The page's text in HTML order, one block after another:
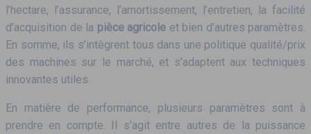
l’hectare, l’assurance, l’amortissement, l’entretien, la facilité
d’acquisition de la pièce agricole et bien d’autres paramètres.
En somme, ils s’intègrent tous dans une politique qualité/prix
des machines sur le marché, et s’adaptent aux techniques
innovantes utiles.
En matière de performance, plusieurs paramètres sont à
prendre en compte. Il s’agit entre autres de la puissance